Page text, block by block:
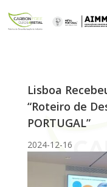
Lisboa
“Roteiro de
PORTUGAL”
2024-12-16